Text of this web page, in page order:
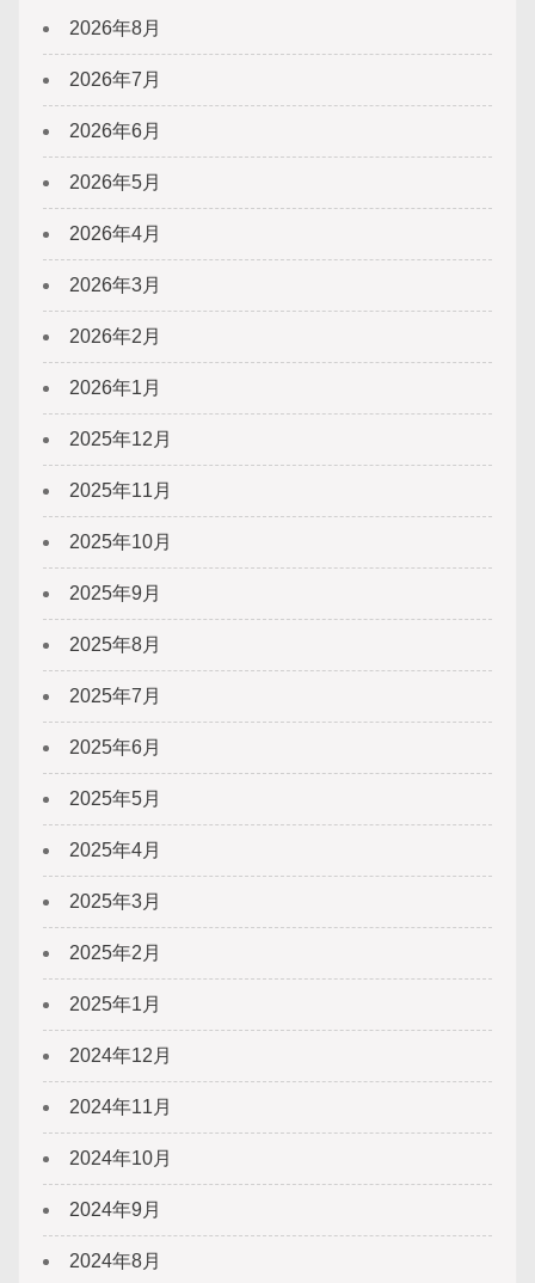
2026年8月
2026年7月
2026年6月
2026年5月
2026年4月
2026年3月
2026年2月
2026年1月
2025年12月
2025年11月
2025年10月
2025年9月
2025年8月
2025年7月
2025年6月
2025年5月
2025年4月
2025年3月
2025年2月
2025年1月
2024年12月
2024年11月
2024年10月
2024年9月
2024年8月